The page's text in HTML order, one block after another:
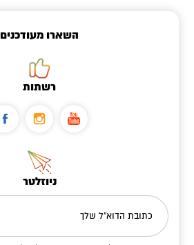
השארו מעודכנים
רשתות
ניוזלטר
כתובת הדוא"ל שלך